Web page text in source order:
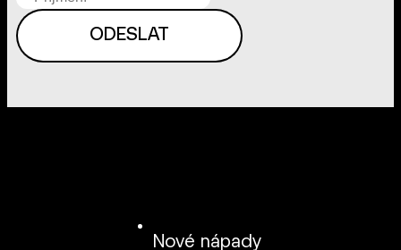
Nové nápady